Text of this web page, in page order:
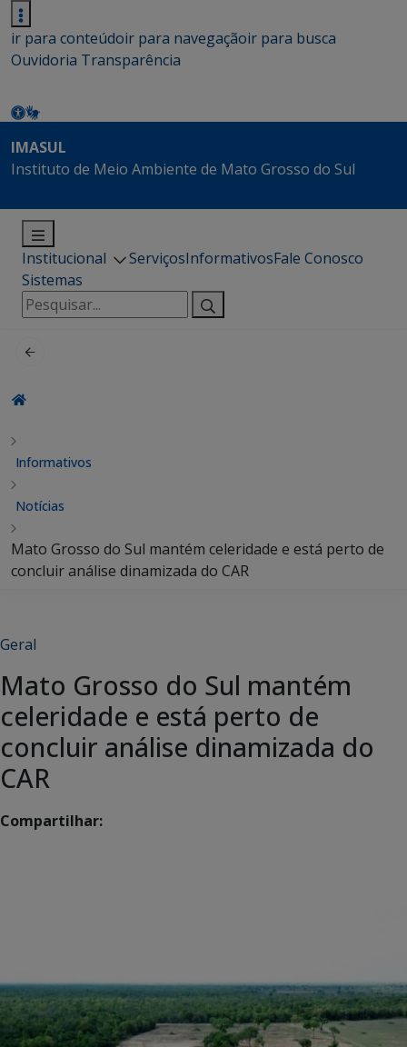
ir para conteúdoir para navegaçãoir para busca
Ouvidoria Transparência
IMASUL
Instituto de Meio Ambiente de Mato Grosso do Sul
Institucional ServiçosInformativosFale Conosco
Sistemas
Pesquisar
por:
Informativos
Notícias
Mato Grosso do Sul mantém celeridade e está perto de
concluir análise dinamizada do CAR
Geral
Mato Grosso do Sul mantém
celeridade e está perto de
concluir análise dinamizada do
CAR
Compartilhar: